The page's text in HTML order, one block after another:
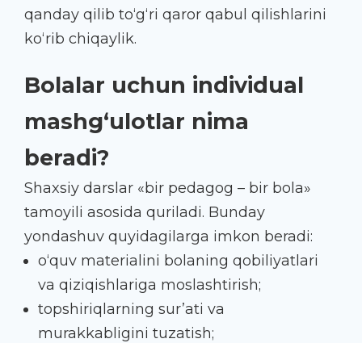
qanday qilib to‘g‘ri qaror qabul qilishlarini
ko‘rib chiqaylik.
Bolalar uchun individual
mashg‘ulotlar nima
beradi?
Shaxsiy darslar «bir pedagog – bir bola»
tamoyili asosida quriladi. Bunday
yondashuv quyidagilarga imkon beradi:
o‘quv materialini bolaning qobiliyatlari
va qiziqishlariga moslashtirish;
topshiriqlarning sur’ati va
murakkabligini tuzatish;